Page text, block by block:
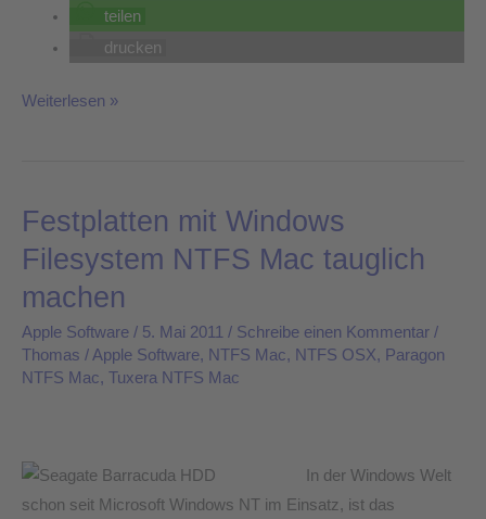
teilen
drucken
Weiterlesen »
Festplatten mit Windows
Filesystem NTFS Mac tauglich
machen
Apple Software / 5. Mai 2011 / Schreibe einen Kommentar /
Thomas / Apple Software, NTFS Mac, NTFS OSX, Paragon
NTFS Mac, Tuxera NTFS Mac
In der Windows Welt
schon seit Microsoft Windows NT im Einsatz, ist das
Festplatten
Windows
Filesystem
NTFS
Mac